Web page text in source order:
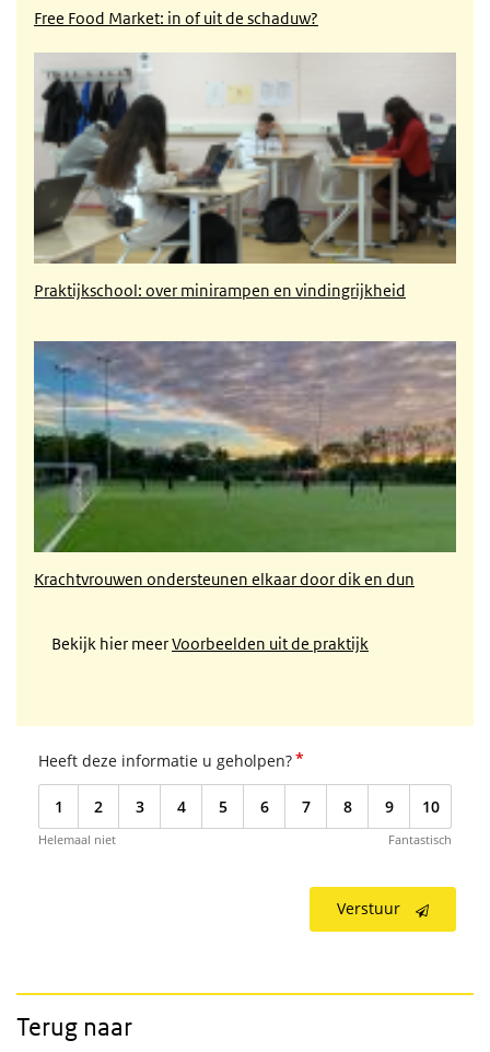
Free Food Market: in of uit de schaduw?
Praktijkschool: over minirampen en vindingrijkheid
Praktijkschool: over minirampen en vindingrijkheid
Krachtvrouwen ondersteunen elkaar door dik en dun
Krachtvrouwen ondersteunen elkaar door dik en dun
Bekijk hier meerVoorbeelden uit de praktijk
Heeft deze informatie u geholpen?*
1 2 3 4 5 6 7 8 9 10
Helemaal niet Fantastisch
Verstuur
Terug naar